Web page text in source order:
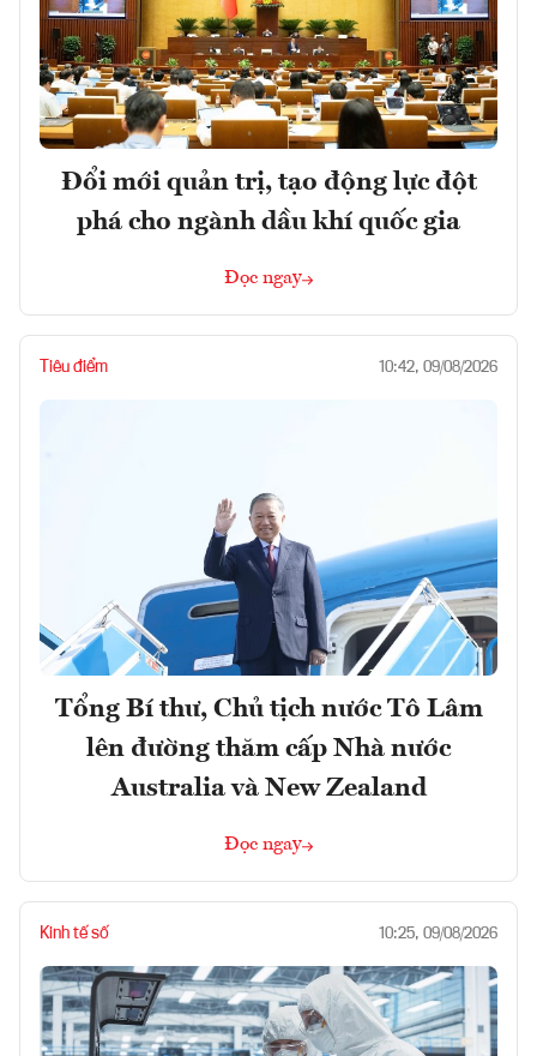
Đổi mới quản trị, tạo động lực đột
phá cho ngành dầu khí quốc gia
Đọc ngay
Tiêu điểm 10:42, 09/08/2026
Tổng Bí thư, Chủ tịch nước Tô Lâm
lên đường thăm cấp Nhà nước
Australia và New Zealand
Đọc ngay
Kinh tế số 10:25, 09/08/2026